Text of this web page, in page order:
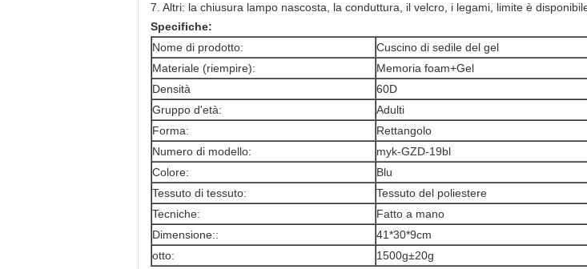
7. Altri: la chiusura lampo nascosta, la conduttura, il velcro, i legami, limite è
Specifiche:
Nome di prodotto:
Cuscino di sedile del gel
Materiale (riempire):
Memoria foam+Gel
Densità
60D
Gruppo d'età:
Adulti
Forma:
Rettangolo
Numero di modello:
myk-GZD-19bl
Colore:
Blu
Tessuto di tessuto:
Tessuto del poliestere
Tecniche:
Fatto a mano
Dimensione::
41*30*9cm
otto:
1500g±20g